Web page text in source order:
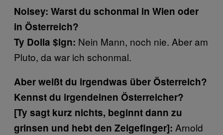
Noisey: Warst du schonmal in Wien oder
in Österreich?
Ty Dolla $ign: Nein Mann, noch nie. Aber am
Pluto, da war ich schonmal.
Aber weißt du irgendwas über Österreich?
Kennst du irgendeinen Österreicher?
[Ty sagt kurz nichts, beginnt dann zu
grinsen und hebt den Zeigefinger]: Arnold